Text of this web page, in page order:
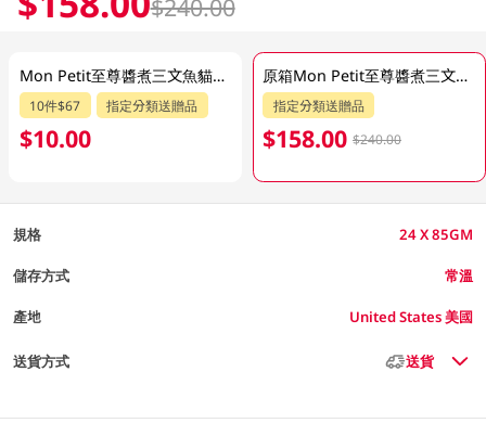
$240.00
Mon Petit至尊醬煮三文魚貓糧 85GM
10件$67 指定分類送贈品
$10.00
原箱Mon Petit至尊醬煮三文魚貓糧 24 X 85GM
指定分類送贈品
$158.00 $240.00
規格 24 X 85GM
儲存方式 常溫
產地 United States 美國
送貨方式 送貨